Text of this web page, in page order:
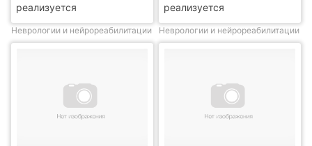
реализуется
Неврологии и нейрореабилитации
реализуется
Неврологии и нейрореабилитации